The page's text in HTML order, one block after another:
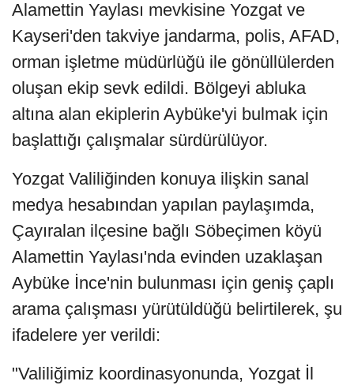
Alamettin Yaylası mevkisine Yozgat ve
Kayseri'den takviye jandarma, polis, AFAD,
orman işletme müdürlüğü ile gönüllülerden
oluşan ekip sevk edildi. Bölgeyi abluka
altına alan ekiplerin Aybüke'yi bulmak için
başlattığı çalışmalar sürdürülüyor.
Yozgat Valiliğinden konuya ilişkin sanal
medya hesabından yapılan paylaşımda,
Çayıralan ilçesine bağlı Söbeçimen köyü
Alamettin Yaylası'nda evinden uzaklaşan
Aybüke İnce'nin bulunması için geniş çaplı
arama çalışması yürütüldüğü belirtilerek, şu
ifadelere yer verildi:
"Valiliğimiz koordinasyonunda, Yozgat İl